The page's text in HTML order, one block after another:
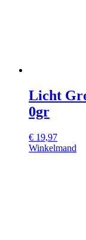
Licht
0gr
€ 19,97
Winkelmand